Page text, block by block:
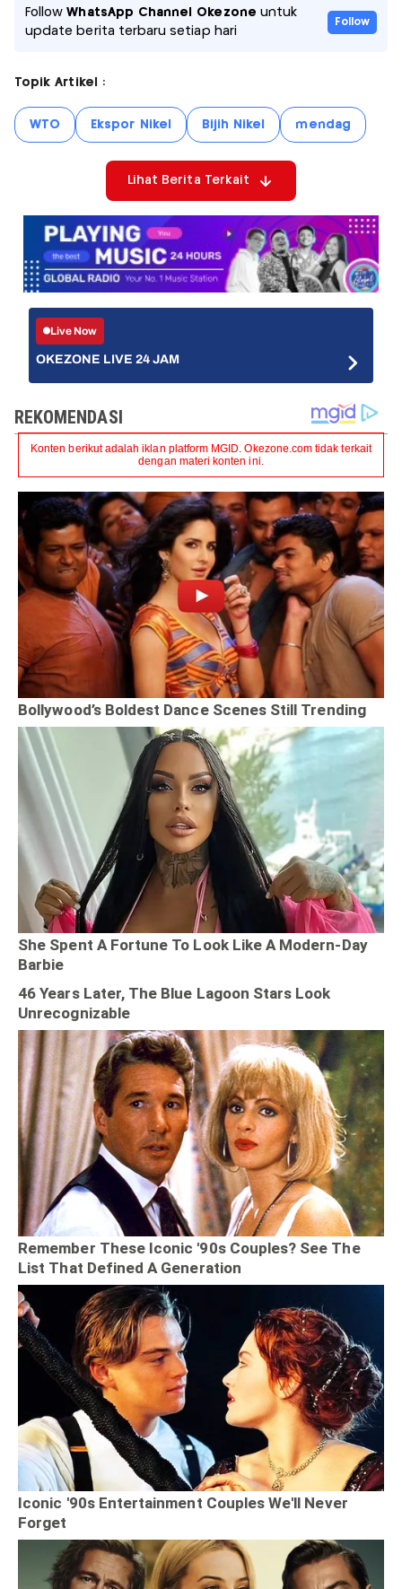
FollowWhatsApp Channel Okezone untuk
update berita terbaru setiap hari
Follow
Topik Artikel :
WTO Ekspor Nikel Bijih Nikel mendag
Lihat Berita Terkait
Live Now
OKEZONE LIVE 24 JAM